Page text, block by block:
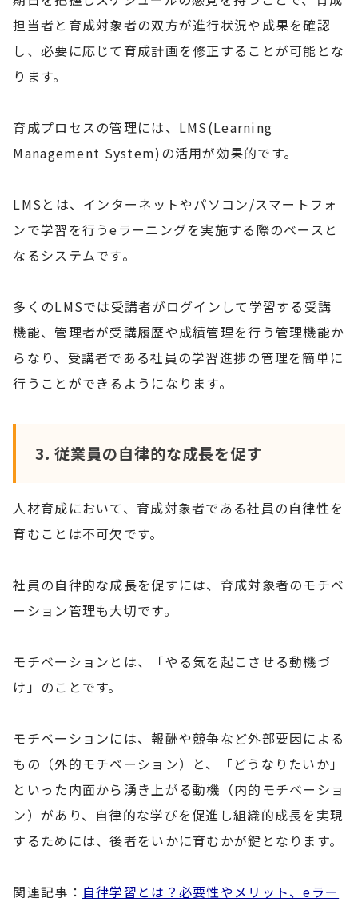
担当者と育成対象者の双方が進行状況や成果を確認
し、必要に応じて育成計画を修正することが可能とな
ります。
育成プロセスの管理には、LMS(Learning
Management System)の活用が効果的です。
LMSとは、インターネットやパソコン/スマートフォ
ンで学習を行うeラーニングを実施する際のベースと
なるシステムです。
多くのLMSでは受講者がログインして学習する受講
機能、管理者が受講履歴や成績管理を行う管理機能か
らなり、受講者である社員の学習進捗の管理を簡単に
行うことができるようになります。
3. 従業員の自律的な成長を促す
人材育成において、育成対象者である社員の自律性を
育むことは不可欠です。
社員の自律的な成長を促すには、育成対象者のモチベ
ーション管理も大切です。
モチベーションとは、「やる気を起こさせる動機づ
け」のことです。
モチベーションには、報酬や競争など外部要因による
もの（外的モチベーション）と、「どうなりたいか」
といった内面から湧き上がる動機（内的モチベーショ
ン）があり、自律的な学びを促進し組織的成長を実現
するためには、後者をいかに育むかが鍵となります。
関連記事： 自律学習とは？必要性やメリット、eラー